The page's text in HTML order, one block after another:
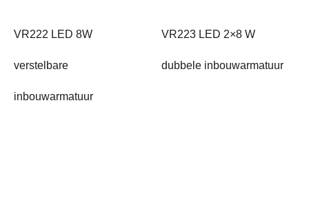
VR222 LED 8W
verstelbare
inbouwarmatuur
VR223 LED 2×8 W
dubbele inbouwarmatuur